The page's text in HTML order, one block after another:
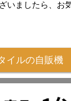
いましたら、お
イルの自販機